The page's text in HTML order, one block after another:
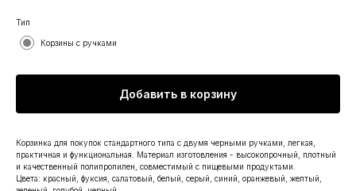
Тип
Корзины с ручками
Добавить в корзину
Корзинка для покупок стандартного типа с двумя черными ручками, легкая,
практичная и функциональная. Материал изготовления - высокопрочный, плотный
и качественный полипропилен, совместимый с пищевыми продуктами.
Цвета: красный, фуксия, салатовый, белый, серый, синий, оранжевый, желтый,